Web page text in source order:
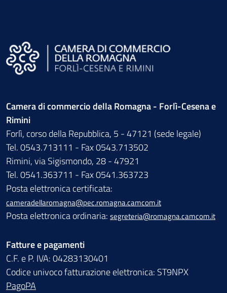
Camera di commercio della Romagna - Forlì-Cesena e
Rimini
Forlì, corso della Repubblica, 5 - 47121 (sede legale)
Tel. 0543.713111 - Fax 0543.713502
Rimini, via Sigismondo, 28 - 47921
Tel. 0541.363711 - Fax 0541.363723
Posta elettronica certificata:
cameradellaromagna@pec.romagna.camcom.it
Posta elettronica ordinaria: segreteria@romagna.camcom.it
Fatture e pagamenti
C.F. e P. IVA: 04283130401
Codice univoco fatturazione elettronica: ST9NPX
PagoPA